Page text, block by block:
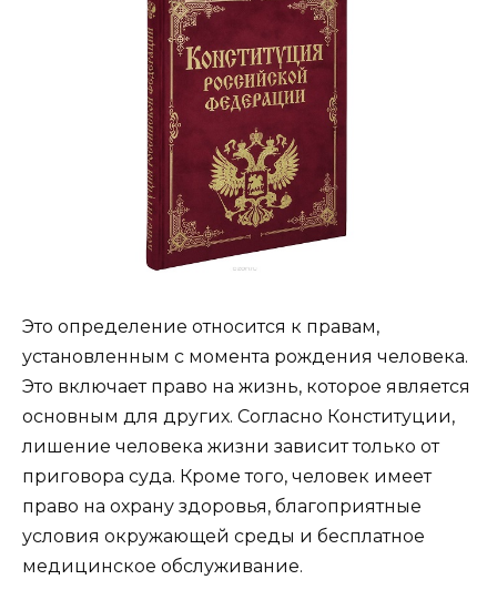
Это определение относится к правам,
установленным с момента рождения человека.
Это включает право на жизнь, которое является
основным для других. Согласно Конституции,
лишение человека жизни зависит только от
приговора суда. Кроме того, человек имеет
право на охрану здоровья, благоприятные
условия окружающей среды и бесплатное
медицинское обслуживание.